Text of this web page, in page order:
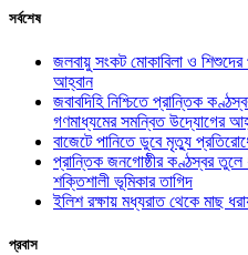
সর্বশেষ
জলবায়ু সংকট মোকাবিলা ও
আহ্বান
জবাবদিহি নিশ্চিতে প্রান্তিক
গণমাধ্যমের সমন্বিত উদ্যোগের
বাজেটে পানিতে ডুবে মৃত্যু
প্রান্তিক জনগোষ্ঠীর কণ্ঠস্বর তুলে
শক্তিশালী ভূমিকার তাগিদ
ইলিশ রক্ষায় মধ্যরাত থেকে মাছ
প্রবাস